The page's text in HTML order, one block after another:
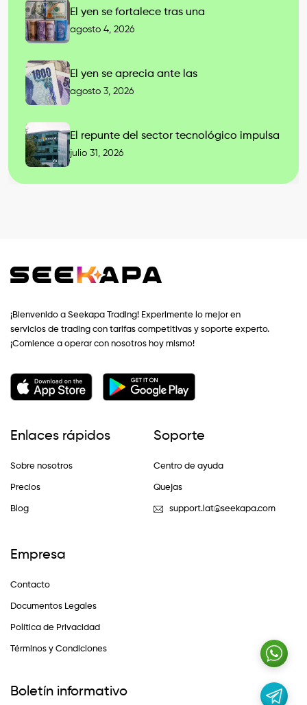
El yen se fortalece tras una
agosto 4, 2026
El yen se aprecia ante las
agosto 3, 2026
El repunte del sector tecnológico impulsa
julio 31, 2026
¡Bienvenido a Seekapa Trading! Experimente lo mejor en
servicios de trading con tarifas competitivas y soporte experto.
¡Comience a operar con nosotros hoy mismo!
Enlaces rápidos
Sobre nosotros
Precios
Blog
Soporte
Centro de ayuda
Quejas
support.lat@seekapa.com
Empresa
Contacto
Documentos Legales
Política de Privacidad
Términos y Condiciones
Boletín informativo